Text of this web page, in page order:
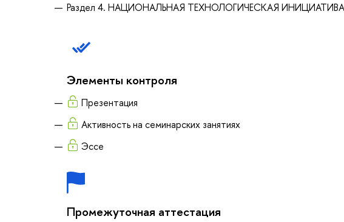
Раздел 4. НАЦИОНАЛЬНАЯ ТЕХНОЛОГИЧЕСКАЯ
Элементы контроля
Презентация
Активность на семинарских занятиях
Эссе
Промежуточная аттестация